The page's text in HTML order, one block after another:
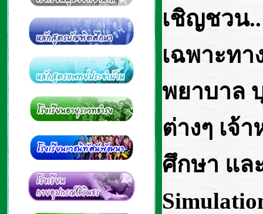
เชิญชวน
เฉพาะทา
พยาบาล
ต่างๆ เจ้
ศึกษา แล